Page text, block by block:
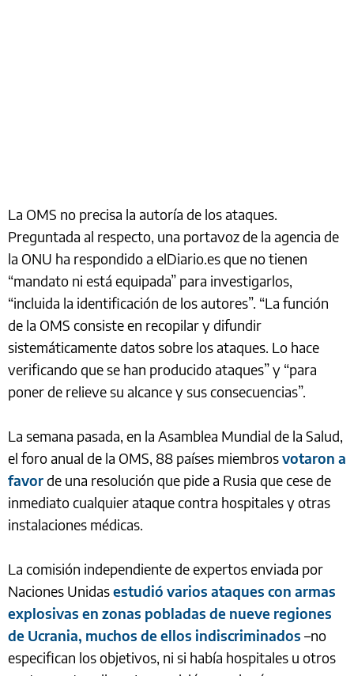
La OMS no precisa la autoría de los ataques.
Preguntada al respecto, una portavoz de la agencia de
la ONU ha respondido a elDiario.es que no tienen
“mandato ni está equipada” para investigarlos,
“incluida la identificación de los autores”. “La función
de la OMS consiste en recopilar y difundir
sistemáticamente datos sobre los ataques. Lo hace
verificando que se han producido ataques” y “para
poner de relieve su alcance y sus consecuencias”.
La semana pasada, en la Asamblea Mundial de la Salud,
el foro anual de la OMS, 88 países miembrosvotaron a
favorde una resolución que pide a Rusia que cese de
inmediato cualquier ataque contra hospitales y otras
instalaciones médicas.
La comisión independiente de expertos enviada por
Naciones Unidasestudió varios ataques con armas
explosivas en zonas pobladas de nueve regiones
de Ucrania, muchos de ellos indiscriminados –no
especifican los objetivos, ni si había hospitales u otros